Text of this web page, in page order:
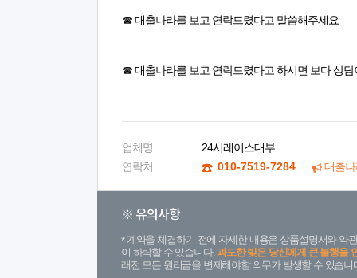
☎ 대출나라를 보고 연락드렸다고 말씀해주세요
☎ 대출나라를 보고 연락드렸다고 하시면 보다 상담
업체명
24시레이스대부
연락처
010-7519-7284 대출
※ 유의사항
계약을 체결하기 전에 자세한 내용은 상품설명서와 약
이 하락할 수 있습니다.과도한 빚은 당신에게 큰 불행을
래전 모든 원리금을 변제해야할 의무가 발생할 수 있습